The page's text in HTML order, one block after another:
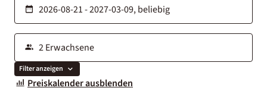
Filter anzeigen
Preiskalender ausblenden